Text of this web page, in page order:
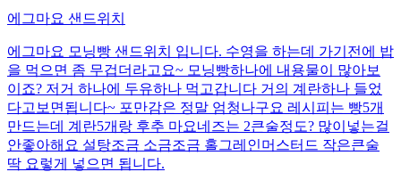
에그마요 샌드위치
에그마요 모닝빵 샌드위치 입니다. 수영을 하는데 가기전에 밥
을 먹으면 좀 무겁더라고요~ 모닝빵하나에 내용물이 많아보
이죠? 저거 하나에 두유하나 먹고갑니다 거의 계란하나 들었
다고보면됩니다~ 포만감은 정말 엄청나구요 레시피는 빵5개
만드는데 계란5개랑 후추 마요네즈는 2큰술정도? 많이넣는걸
안좋아해요 설탕조금 소금조금 홀그레인머스터드 작은큰술
딱 요렇게 넣으면 됩니다.